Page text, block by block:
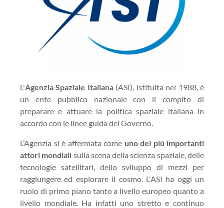
L'Agenzia Spaziale Italiana(ASI), istituita nel 1988, è
un ente pubblico nazionale con il compito di
preparare e attuare la politica spaziale italiana in
accordo con le linee guida del Governo.
L’Agenzia si è affermata come uno dei più importanti
attori mondiali sulla scena della scienza spaziale, delle
tecnologie satellitari, dello sviluppo di mezzi per
raggiungere ed esplorare il cosmo. L'ASI ha oggi un
ruolo di primo piano tanto a livello europeo quanto a
livello mondiale. Ha infatti uno stretto e continuo